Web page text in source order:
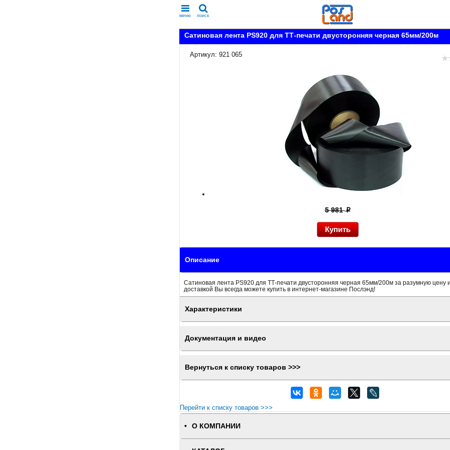
меню поиск
Сатиновая лента PS920 для ТТ-печати двусторонняя черная 65мм/200м
Артикул: 921 065
5 981p
Описание
Сатиновая лента PS920 для ТТ-печати двусторонняя черная 65мм/200м за разумную цену
доставкой Вы всегда можете купить в интернет-магазине Послэнд!
Характеристики
Документация и видео
Вернуться к списку товаров >>>
Перейти к списку товаров >>>
О КОМПАНИИ